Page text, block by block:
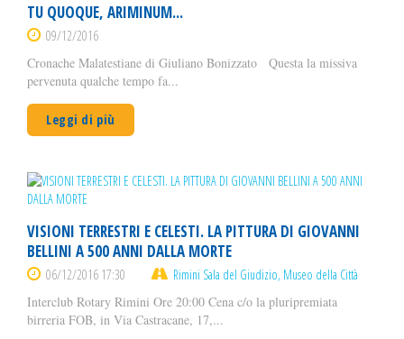
TU QUOQUE, ARIMINUM...
09/12/2016
Cronache Malatestiane di Giuliano Bonizzato Questa la missiva
pervenuta qualche tempo fa...
Leggi di più
VISIONI TERRESTRI E CELESTI. LA PITTURA DI GIOVANNI
BELLINI A 500 ANNI DALLA MORTE
06/12/2016 17:30
Rimini Sala del Giudizio, Museo della Città
Interclub Rotary Rimini Ore 20:00 Cena c/o la pluripremiata
birreria FOB, in Via Castracane, 17,...